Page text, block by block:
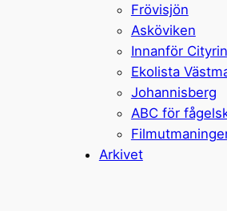
Frövisjön
Asköviken
Innanför
Ekolista
Johannisberg
ABC för
Arkivet